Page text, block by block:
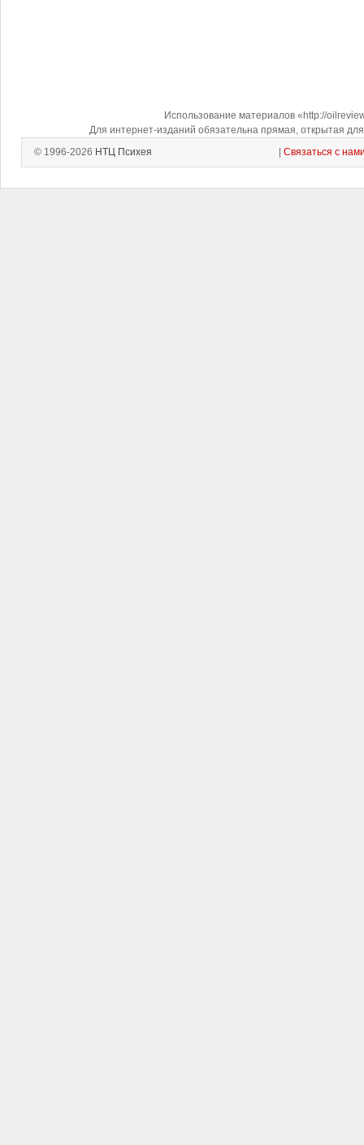
Использование материалов «http://
Для интернет-изданий обязательна прямая, открытая
© 1996-2026 НТЦ Психея Связаться с